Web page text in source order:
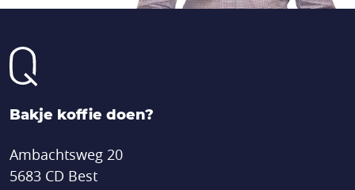
Bakje koffie doen?
Ambachtsweg 20
5683 CD Best